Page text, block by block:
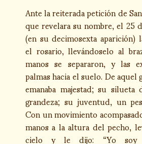
Ante la reiterada petición de
que revelara su nombre, el 25
(en su decimosexta aparición)
el rosario, llevándoselo al
manos se separaron, y las
palmas hacia el suelo. De
emanaba majestad; su
grandeza; su juventud, un
Con un movimiento
manos a la altura del pecho,
cielo y le dijo: “Yo soy